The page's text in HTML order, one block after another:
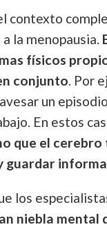
contexto
la menopausia.
físicos
conjunto. Por
un
En estos
que el
guardar
los
niebla